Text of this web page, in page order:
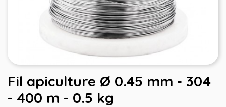
Fil apiculture Ø 0.45 mm - 304
- 400 m - 0.5 kg